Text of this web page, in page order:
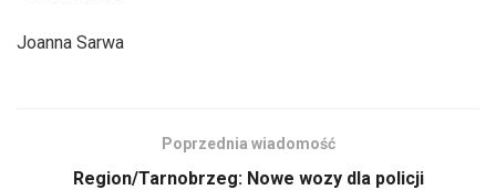
Joanna Sarwa
Poprzednia wiadomość
Region/Tarnobrzeg: Nowe wozy dla policji